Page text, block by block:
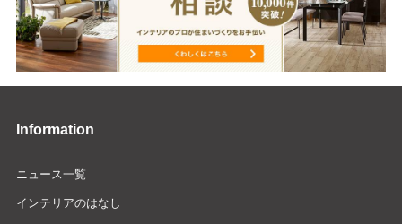
Information
ニュース一覧
インテリアのはなし